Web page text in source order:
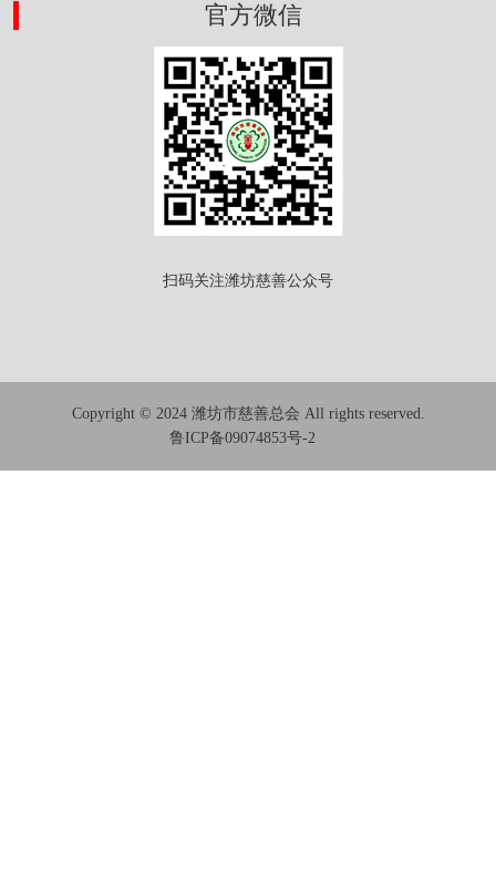
官方微信
扫码关注潍坊慈善公众号
Copyright © 2024 潍坊市慈善总会 All rights reserved.
鲁ICP备09074853号-2